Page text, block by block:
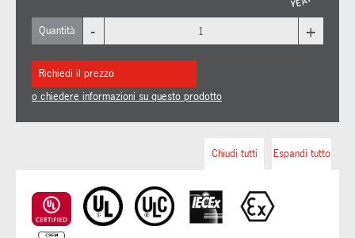
Quantità - +
Richiedi il prezzo
o chiedere informazioni su questo prodotto
Espandi tutto
Chiudi tutti